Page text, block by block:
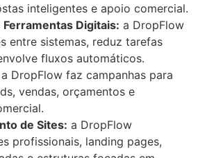
inteligentes e apoio comercial.
Digitais: a DropFlow
entre sistemas, reduz tarefas
fluxos automáticos.
a DropFlow faz campanhas para
vendas, orçamentos e
de Sites: a DropFlow
profissionais, landing pages,